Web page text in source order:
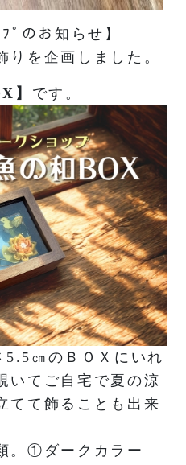
ﾟのお知らせ】
りを企画しました。
】 です。
㎝のＢＯＸにいれ
いてご自宅で夏の涼
てて飾ることも出来
。①ダークカラー